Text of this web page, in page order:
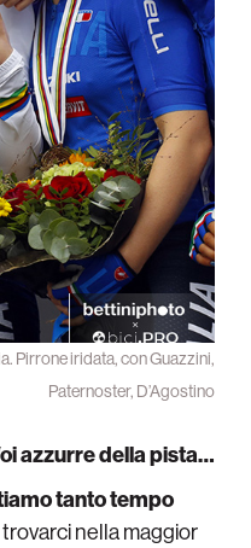
Pirrone iridata, con Guazzini,
Paternoster, D’Agostino
azzurre della pista…
tanto tempo
nella maggior